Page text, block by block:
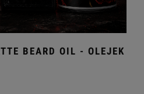
BEARD OIL - OLEJEK